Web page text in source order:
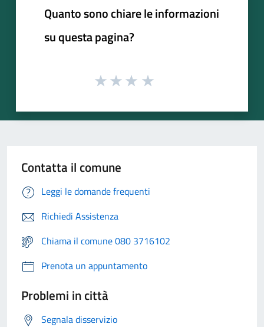
Quanto sono chiare le informazioni
su questa pagina?
Contatta il comune
Leggi le domande frequenti
Richiedi Assistenza
Chiama il comune 080 3716102
Prenota un appuntamento
Problemi in città
Segnala disservizio